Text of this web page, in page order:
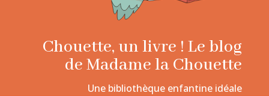
Chouette, un livre ! Le blog
de Madame la Chouette
Une bibliothèque enfantine idéale